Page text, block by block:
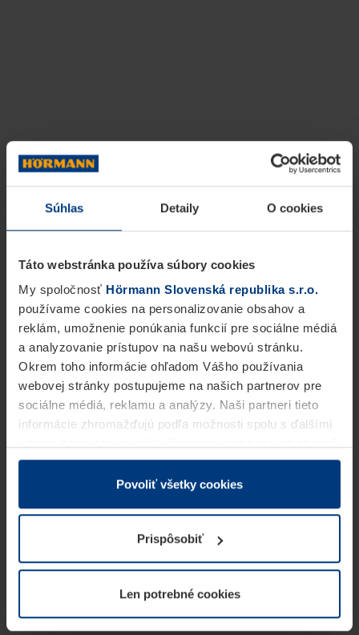
Súhlas Detaily O cookies
Táto webstránka používa súbory cookies
My spoločnosť Hörmann Slovenská republika s.r.o.
používame cookies na personalizovanie obsahov a
reklám, umožnenie ponúkania funkcií pre sociálne médiá
a analyzovanie prístupov na našu webovú stránku.
Okrem toho informácie ohľadom Vášho používania
webovej stránky postupujeme na našich partnerov pre
sociálne médiá, reklamu a analýzy. Naši partneri tieto
informácie zhromažďujú podľa možnosti spolu s ďalšími
v rámci Vášho využívania služieb.
Z právneho hľadiska môžeme cookies ukladať na Vašom
prevádzku tejto stránky. Pre všetky ostatné typy cookie
potrebujeme Vaše povolenie. Vaše povolenie môžete
kedykoľvek zmeniť alebo odvolať vo vysvetlení cookie
našej webovej stránky.
Povoliť všetky cookies
Prispôsobiť
Len potrebné cookies